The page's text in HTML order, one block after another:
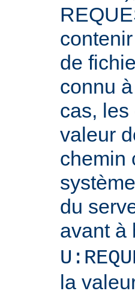
de
connu
cas,
valeur
chemin
du
avant à
la